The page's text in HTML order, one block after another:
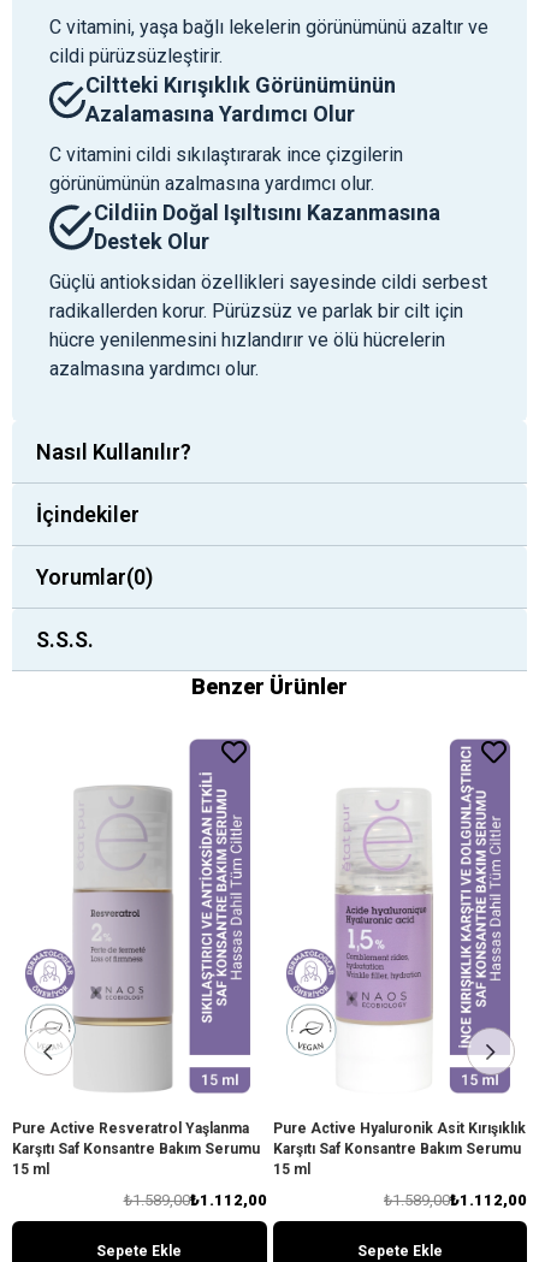
C vitamini, yaşa bağlı lekelerin görünümünü azaltır ve
cildi pürüzsüzleştirir.
Ciltteki Kırışıklık Görünümünün
Azalamasına Yardımcı Olur
C vitamini cildi sıkılaştırarak ince çizgilerin
görünümünün azalmasına yardımcı olur.
Cildiin Doğal Işıltısını Kazanmasına
Destek Olur
Güçlü antioksidan özellikleri sayesinde cildi serbest
radikallerden korur. Pürüzsüz ve parlak bir cilt için
hücre yenilenmesini hızlandırır ve ölü hücrelerin
azalmasına yardımcı olur.
Nasıl Kullanılır?
İçindekiler
Yorumlar(0)
S.S.S.
Benzer Ürünler
Pure Active Resveratrol Yaşlanma
Karşıtı Saf Konsantre Bakım Serumu
15 ml
₺1.112,00
₺1.589,00
Sepete Ekle
Pure Active Hyaluronik Asit Kırışıklık
Karşıtı Saf Konsantre Bakım Serumu
15 ml
₺1.112,00
₺1.589,00
Sepete Ekle